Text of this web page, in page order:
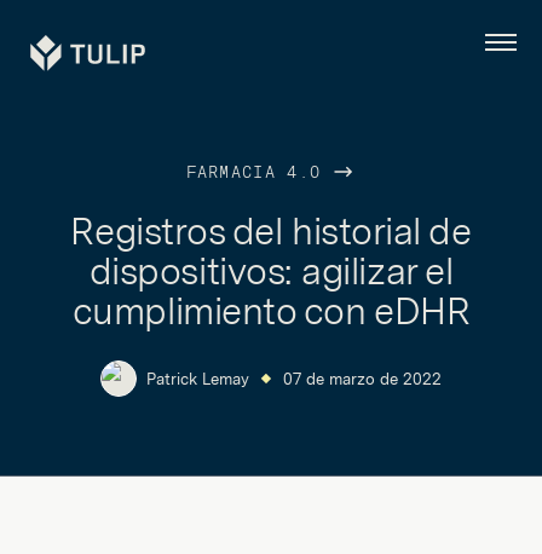
Tulip Menú
FARMACIA 4.0
Registros del historial de
dispositivos: agilizar el
cumplimiento con eDHR
Patrick Lemay 07 de marzo de 2022